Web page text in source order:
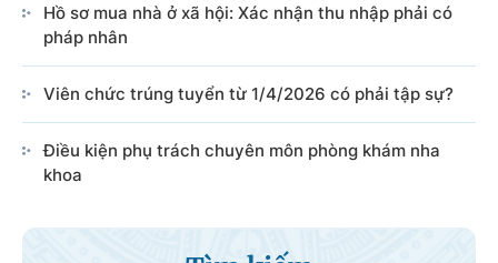
Hồ sơ mua nhà ở xã hội: Xác nhận thu nhập phải có
pháp nhân
Viên chức trúng tuyển từ 1/4/2026 có phải tập sự?
Điều kiện phụ trách chuyên môn phòng khám nha
khoa